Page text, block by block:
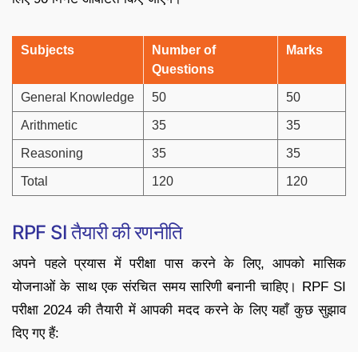
Subjects
Number of
Questions
Marks
General Knowledge 50 50
Arithmetic 35 35
Reasoning 35 35
Total 120 120
RPF SI तैयारी की रणनीति
अपने पहले प्रयास में परीक्षा पास करने के लिए, आपको मासिक
योजनाओं के साथ एक संरचित समय सारिणी बनानी चाहिए। RPF SI
परीक्षा 2024 की तैयारी में आपकी मदद करने के लिए यहाँ कुछ सुझाव
दिए गए हैं: